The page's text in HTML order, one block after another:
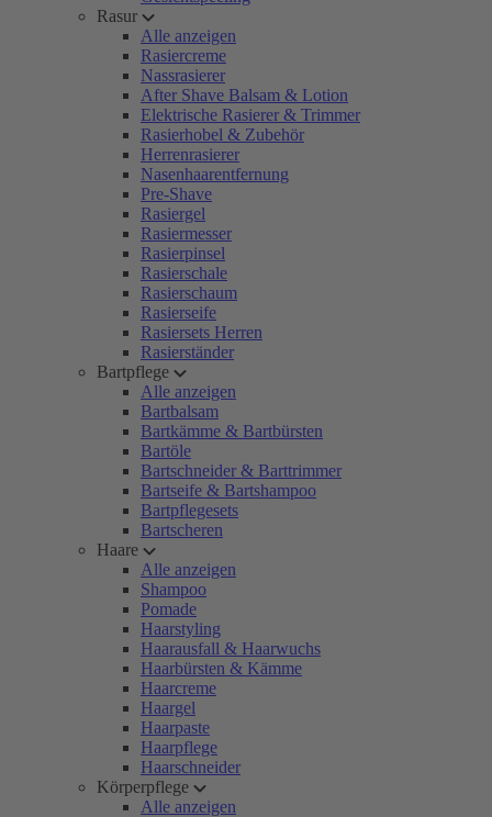
Rasur
Alle anzeigen
Rasiercreme
Nassrasierer
After Shave Balsam & Lotion
Elektrische Rasierer & Trimmer
Rasierhobel & Zubehör
Herrenrasierer
Nasenhaarentfernung
Pre-Shave
Rasiergel
Rasiermesser
Rasierpinsel
Rasierschale
Rasierschaum
Rasierseife
Rasiersets Herren
Rasierständer
Bartpflege
Alle anzeigen
Bartbalsam
Bartkämme & Bartbürsten
Bartöle
Bartschneider & Barttrimmer
Bartseife & Bartshampoo
Bartpflegesets
Bartscheren
Haare
Alle anzeigen
Shampoo
Pomade
Haarstyling
Haarausfall & Haarwuchs
Haarbürsten & Kämme
Haarcreme
Haargel
Haarpaste
Haarpflege
Haarschneider
Körperpflege
Alle anzeigen